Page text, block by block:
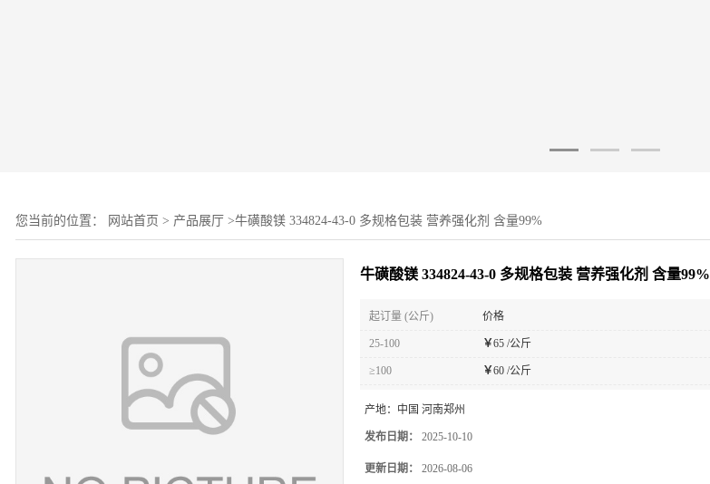
您当前的位置： 网站首页 > 产品展厅 >牛磺酸镁 334824-43-0 多规格包装 营养强化剂 含量99%
牛磺酸镁 334824-43-0 多规格包装 营养强化剂 含量99%
起订量 (公斤) 价格
25-100 ￥65 /公斤
≥100 ￥60 /公斤
产地： 中国 河南郑州
发布日期： 2025-10-10
更新日期： 2026-08-06